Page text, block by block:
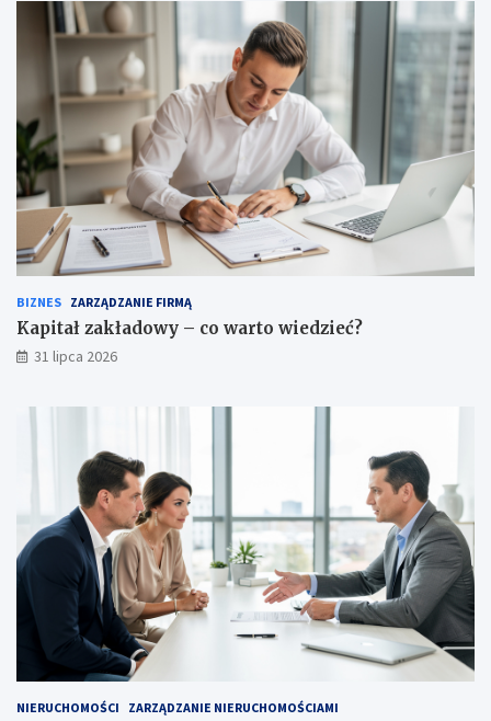
BIZNES ZARZĄDZANIE FIRMĄ
Kapitał zakładowy – co warto wiedzieć?
31 lipca 2026
NIERUCHOMOŚCI ZARZĄDZANIE NIERUCHOMOŚCIAMI